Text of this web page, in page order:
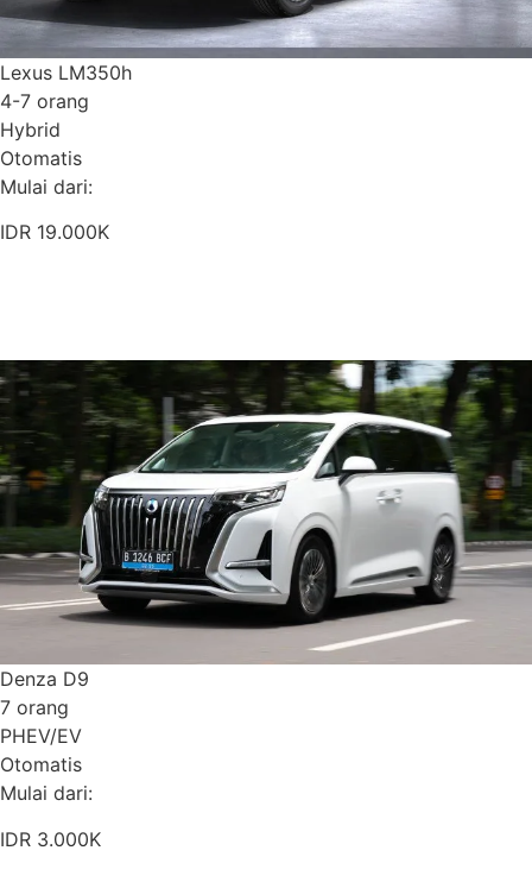
Lexus LM350h
4-7 orang
Hybrid
Otomatis
Mulai dari:
IDR 19.000K
Denza D9
7 orang
PHEV/EV
Otomatis
Mulai dari:
IDR 3.000K